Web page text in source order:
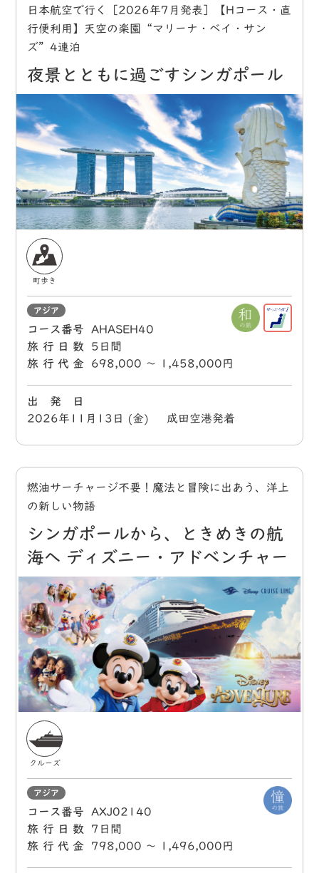
日本航空で行く［2026年7月発表］【Hコース・直
行便利用】天空の楽園“マリーナ・ベイ・サン
ズ”4連泊
夜景とともに過ごすシンガポール
町歩き
アジア
コース番号
AHASEH40
旅行日数
5日間
旅行代金
698,000 〜 1,458,000円
出 発 日
2026年11月13日 (金) 成田空港発着
燃油サーチャージ不要！魔法と冒険に出あう、洋上
の新しい物語
シンガポールから、ときめきの航
海へ ディズニー・アドベンチャー
クルーズ
アジア
コース番号
AXJ02140
旅行日数
7日間
旅行代金
798,000 〜 1,496,000円